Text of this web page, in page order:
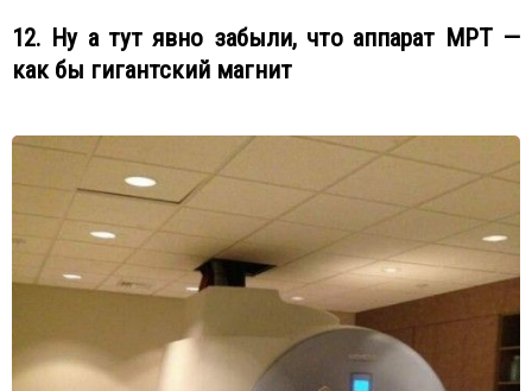
12. Ну а тут явно забыли, что аппарат МРТ —
как бы гигантский магнит